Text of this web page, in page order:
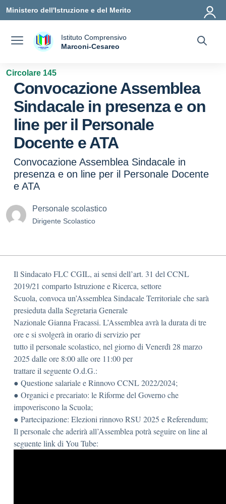
Ministero dell'Istruzione e del Merito
Istituto Comprensivo
Marconi-Cesareo
Circolare 145
Convocazione Assemblea
Sindacale in presenza e on
line per il Personale
Docente e ATA
Convocazione Assemblea Sindacale in
presenza e on line per il Personale Docente
e ATA
Personale scolastico
Dirigente Scolastico
Il Sindacato FLC CGIL, ai sensi dell’art. 31 del CCNL
2019/21 comparto Istruzione e Ricerca, settore
Scuola, convoca un’Assemblea Sindacale Territoriale che sarà
presieduta dalla Segretaria Generale
Nazionale Gianna Fracassi. L’Assemblea avrà la durata di tre
ore e si svolgerà in orario di servizio per
tutto il personale scolastico, nel giorno di Venerdì 28 marzo
2025 dalle ore 8:00 alle ore 11:00 per
trattare il seguente O.d.G.:
● Questione salariale e Rinnovo CCNL 2022/2024;
● Organici e precariato: le Riforme del Governo che
impoveriscono la Scuola;
● Partecipazione: Elezioni rinnovo RSU 2025 e Referendum;
Il personale che aderirà all’Assemblea potrà seguire on line al
seguente link di You Tube: